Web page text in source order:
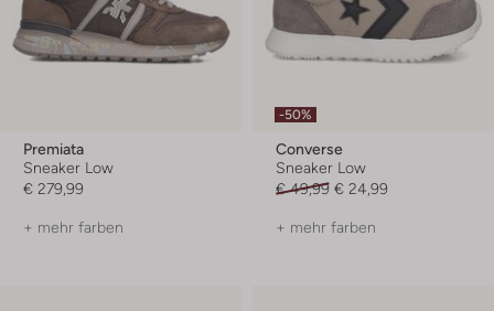
Premiata
Sneaker Low
€ 279,99
+ mehr farben
-50%
Converse
Sneaker Low
€ 49,99 € 24,99
+ mehr farben